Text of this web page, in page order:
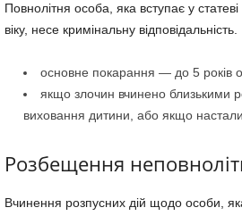
Повнолітня особа, яка вступає у
віку, несе кримінальну відповідальність.
основне покарання — до 5 років
якщо злочин вчинено близькими
виховання дитини, або якщо настали
Розбещення
Вчинення розпусних дій щодо особи,